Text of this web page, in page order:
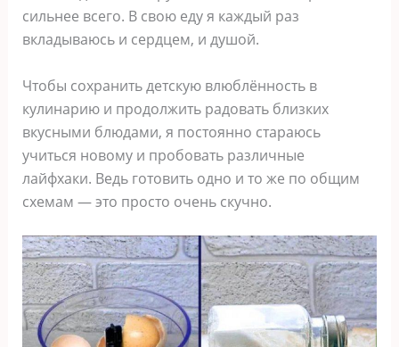
сильнее всего. В свою еду я каждый раз
вкладываюсь и сердцем, и душой.
Чтобы сохранить детскую влюблённость в
кулинарию и продолжить радовать близких
вкусными блюдами, я постоянно стараюсь
учиться новому и пробовать различные
лайфхаки. Ведь готовить одно и то же по общим
схемам — это просто очень скучно.